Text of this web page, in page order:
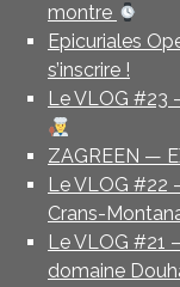
montre
Epicuriales
s’inscrire !
Le VLOG #23
ZAGREEN —
Le VLOG #22
Crans-
Le VLOG #21
domaine